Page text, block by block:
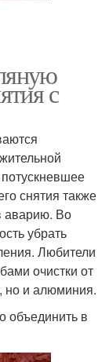
с
потускневшее
снятия также
аварию. Во
убрать
Любители
очистки от
но и алюминия.
объединить в